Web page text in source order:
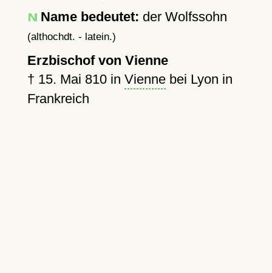
Name bedeutet: der Wolfssohn
(althochdt. - latein.)
Erzbischof von Vienne
† 15. Mai 810in Viennebei Lyon in
Frankreich